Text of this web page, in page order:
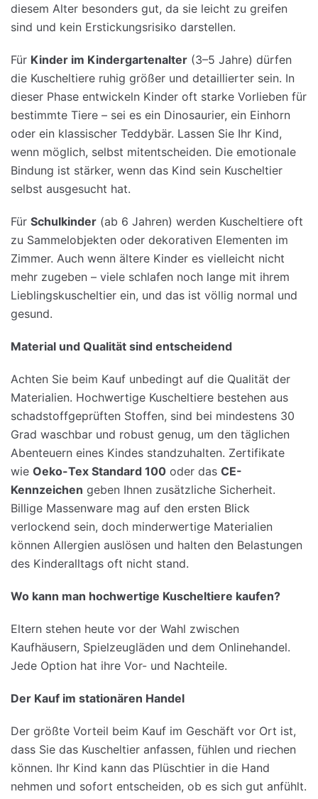
diesem Alter besonders gut, da sie leicht zu greifen
sind und kein Erstickungsrisiko darstellen.
Für Kinder im Kindergartenalter (3–5 Jahre) dürfen
die Kuscheltiere ruhig größer und detaillierter sein. In
dieser Phase entwickeln Kinder oft starke Vorlieben für
bestimmte Tiere – sei es ein Dinosaurier, ein Einhorn
oder ein klassischer Teddybär. Lassen Sie Ihr Kind,
wenn möglich, selbst mitentscheiden. Die emotionale
Bindung ist stärker, wenn das Kind sein Kuscheltier
selbst ausgesucht hat.
Für Schulkinder (ab 6 Jahren) werden Kuscheltiere oft
zu Sammelobjekten oder dekorativen Elementen im
Zimmer. Auch wenn ältere Kinder es vielleicht nicht
mehr zugeben – viele schlafen noch lange mit ihrem
Lieblingskuscheltier ein, und das ist völlig normal und
gesund.
Material und Qualität sind entscheidend
Achten Sie beim Kauf unbedingt auf die Qualität der
Materialien. Hochwertige Kuscheltiere bestehen aus
schadstoffgeprüften Stoffen, sind bei mindestens 30
Grad waschbar und robust genug, um den täglichen
Abenteuern eines Kindes standzuhalten. Zertifikate
wie Oeko-Tex Standard 100 oder das CE-
Kennzeichen geben Ihnen zusätzliche Sicherheit.
Billige Massenware mag auf den ersten Blick
verlockend sein, doch minderwertige Materialien
können Allergien auslösen und halten den Belastungen
des Kinderalltags oft nicht stand.
Wo kann man hochwertige Kuscheltiere kaufen?
Eltern stehen heute vor der Wahl zwischen
Kaufhäusern, Spielzeugläden und dem Onlinehandel.
Jede Option hat ihre Vor- und Nachteile.
Der Kauf im stationären Handel
Der größte Vorteil beim Kauf im Geschäft vor Ort ist,
dass Sie das Kuscheltier anfassen, fühlen und riechen
können. Ihr Kind kann das Plüschtier in die Hand
nehmen und sofort entscheiden, ob es sich gut anfühlt.